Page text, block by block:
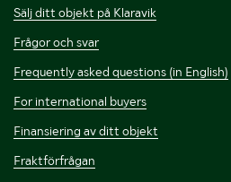
Sälj ditt objekt på Klaravik
Frågor och svar
Frequently asked questions (in English)
For international buyers
Finansiering av ditt objekt
Fraktförfrågan